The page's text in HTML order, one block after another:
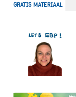
GRATIS MATERIAAL